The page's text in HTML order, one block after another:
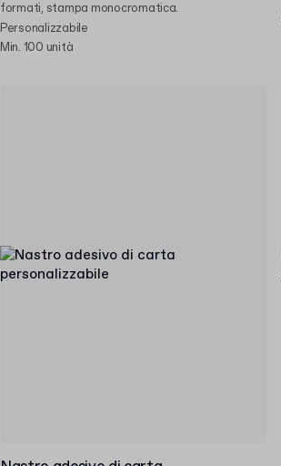
formati, stampa monocromatica.
Personalizzabile
Min. 100 unità